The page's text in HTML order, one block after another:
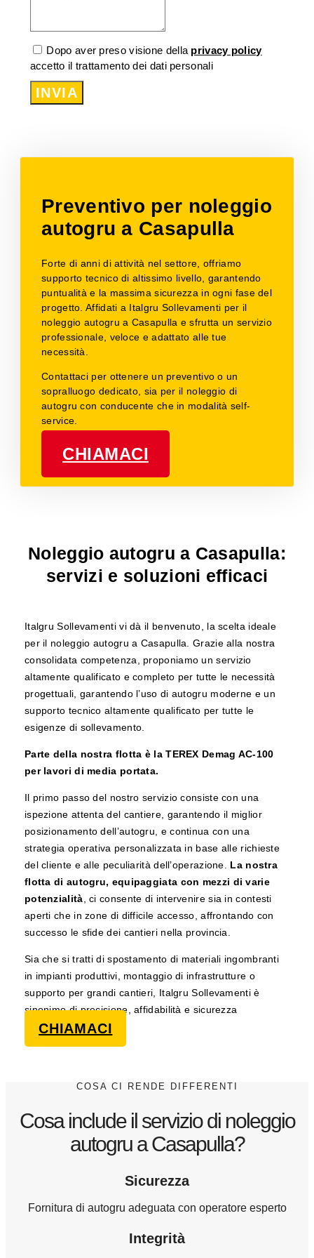
Dopo aver preso visione della privacy policy
accetto il trattamento dei dati personali
INVIA
Preventivo per noleggio
autogru a Casapulla
Forte di anni di attività nel settore, offriamo
supporto tecnico di altissimo livello, garantendo
puntualità e la massima sicurezza in ogni fase del
progetto. Affidati a Italgru Sollevamenti per il
noleggio autogru a Casapulla e sfrutta un servizio
professionale, veloce e adattato alle tue
necessità.
Contattaci per ottenere un preventivo o un
sopralluogo dedicato, sia per il noleggio di
autogru con conducente che in modalità self-
service.
CHIAMACI
Noleggio autogru a Casapulla:
servizi e soluzioni efficaci
Italgru Sollevamenti vi dà il benvenuto, la scelta ideale
per il noleggio autogru a Casapulla. Grazie alla nostra
consolidata competenza, proponiamo un servizio
altamente qualificato e completo per tutte le necessità
progettuali, garantendo l’uso di autogru moderne e un
supporto tecnico altamente qualificato per tutte le
esigenze di sollevamento.
Parte della nostra flotta è la TEREX Demag AC-100
per lavori di media portata.
Il primo passo del nostro servizio consiste con una
ispezione attenta del cantiere, garantendo il miglior
posizionamento dell’autogru, e continua con una
strategia operativa personalizzata in base alle richieste
del cliente e alle peculiarità dell’operazione. La nostra
flotta di autogru, equipaggiata con mezzi di varie
potenzialità, ci consente di intervenire sia in contesti
aperti che in zone di difficile accesso, affrontando con
successo le sfide dei cantieri nella provincia.
Sia che si tratti di spostamento di materiali ingombranti
in impianti produttivi, montaggio di infrastrutture o
supporto per grandi cantieri, Italgru Sollevamenti è
sinonimo di precisione, affidabilità e sicurezza
CHIAMACI
COSA CI RENDE DIFFERENTI
Cosa include il servizio di noleggio
autogru a Casapulla?
Sicurezza
Fornitura di autogru adeguata con operatore esperto
Integrità